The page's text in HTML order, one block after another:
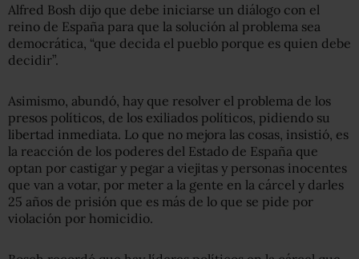
Alfred Bosh dijo que debe iniciarse un diálogo con el
reino de España para que la solución al problema sea
democrática, “que decida el pueblo porque es quien debe
decidir”.
Asimismo, abundó, hay que resolver el problema de los
presos políticos, de los exiliados políticos, pidiendo su
libertad inmediata. Lo que no mejora las cosas, insistió, es
la reacción de los poderes del Estado de España que
optan por castigar y pegar a viejitas y personas inocentes
que van a votar, por meter a la gente en la cárcel y darles
25 años de prisión que es más de lo que se pide por
violación por homicidio.